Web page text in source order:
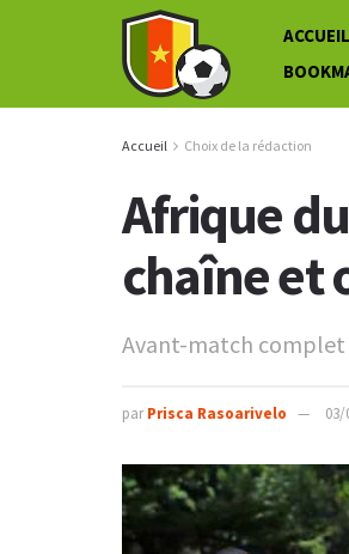
ACCUEIL
Accueil Choix de la rédaction
Afrique
chaîne et
Avant-match complet
par Prisca Rasoarivelo 03/